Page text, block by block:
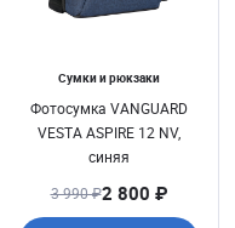
Сумки и рюкзаки
Фотосумка VANGUARD
VESTA ASPIRE 12 NV,
синяя
3 990 ₽2 800 ₽